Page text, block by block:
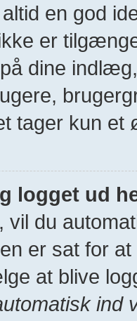
en god
er
dine
tager kun et
logget ud
vil du
er sat for
at blive
ind